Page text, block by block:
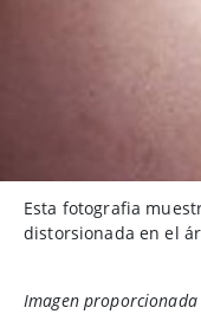
Esta fotografia
distorsionada en el
Imagen